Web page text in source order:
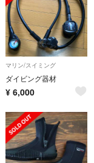
マリン/スイミング
ダイビング器材
¥ 6,000